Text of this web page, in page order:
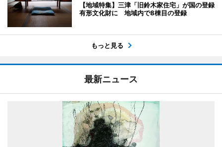
【地域特集】三津「旧鈴木家住宅」が国の登録
有形文化財に 地域内で8棟目の登録
もっと見る
最新ニュース